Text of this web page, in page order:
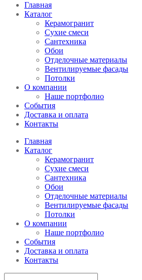
Главная
Каталог
Керамогранит
Сухие смеси
Сантехника
Обои
Отделочные материалы
Вентилируемые фасады
Потолки
О компании
Наше портфолио
События
Доставка и оплата
Контакты
Главная
Каталог
Керамогранит
Сухие смеси
Сантехника
Обои
Отделочные материалы
Вентилируемые фасады
Потолки
О компании
Наше портфолио
События
Доставка и оплата
Контакты